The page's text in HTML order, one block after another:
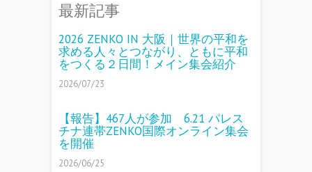
最新記事
2026 ZENKO IN 大阪｜世界の平和を
求める人々とつながり、ともに平和
をつくる２日間！メイン集会紹介
2026/07/23
【報告】467人が参加 6.21 パレス
チナ連帯ZENKO国際オンライン集会
を開催
2026/06/25